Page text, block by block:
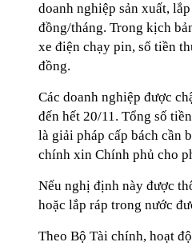
doanh nghiệp sản xuất,
đồng/tháng. Trong kịch
xe điện chạy pin, số tiền
đồng.
Các doanh nghiệp được
đến hết 20/11. Tổng số
là giải pháp cấp bách cần
chính xin Chính phủ cho
Nếu nghị định này được
hoặc lắp ráp trong nước
Theo Bộ Tài chính, hoạt